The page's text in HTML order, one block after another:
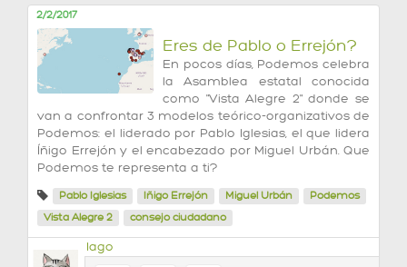
2/2/2017
Eres de Pablo o Errejón?
En pocos días, Podemos celebra
la Asamblea estatal conocida
como "Vista Alegre 2" donde se
van a confrontar 3 modelos teórico-organizativos de
Podemos: el liderado por Pablo Iglesias, el que lidera
Íñigo Errejón y el encabezado por Miguel Urbán. Que
Podemos te representa a ti?
Pablo Iglesias Iñigo Errejón Miguel Urbán
Podemos
Vista Alegre 2
consejo ciudadano
Iago